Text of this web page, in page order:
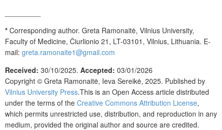
* Corresponding author. Greta Ramonaitė, Vilnius University,
Faculty of Medicine, Čiurlionio 21, LT-03101, Vilnius, Lithuania. E-
mail: greta.ramonaite1@gmail.com
Received: 30/10/2025. Accepted: 03/01/2026
Copyright © Greta Ramonaitė, Ieva Sereikė, 2025. Published by
Vilnius University Press.This is an Open Access article distributed
under the terms of the Creative Commons Attribution License,
which permits unrestricted use, distribution, and reproduction in any
medium, provided the original author and source are credited.